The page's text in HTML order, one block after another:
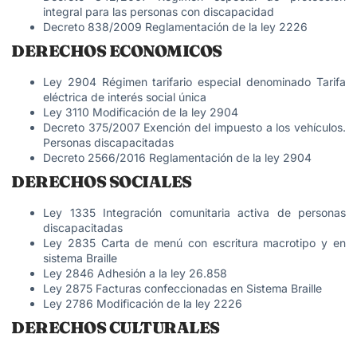
integral para las personas con discapacidad
Decreto 838/2009 Reglamentación de la ley 2226
DERECHOS ECONOMICOS
Ley 2904 Régimen tarifario especial denominado Tarifa
eléctrica de interés social única
Ley 3110 Modificación de la ley 2904
Decreto 375/2007 Exención del impuesto a los vehículos.
Personas discapacitadas
Decreto 2566/2016 Reglamentación de la ley 2904
DERECHOS SOCIALES
Ley 1335 Integración comunitaria activa de personas
discapacitadas
Ley 2835 Carta de menú con escritura macrotipo y en
sistema Braille
Ley 2846 Adhesión a la ley 26.858
Ley 2875 Facturas confeccionadas en Sistema Braille
Ley 2786 Modificación de la ley 2226
DERECHOS CULTURALES